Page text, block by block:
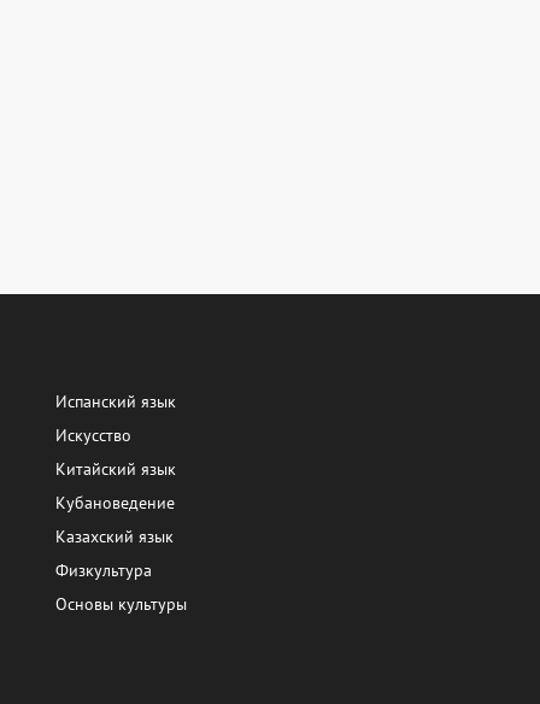
Испанский язык
Искусство
Китайский язык
Кубановедение
Казахский язык